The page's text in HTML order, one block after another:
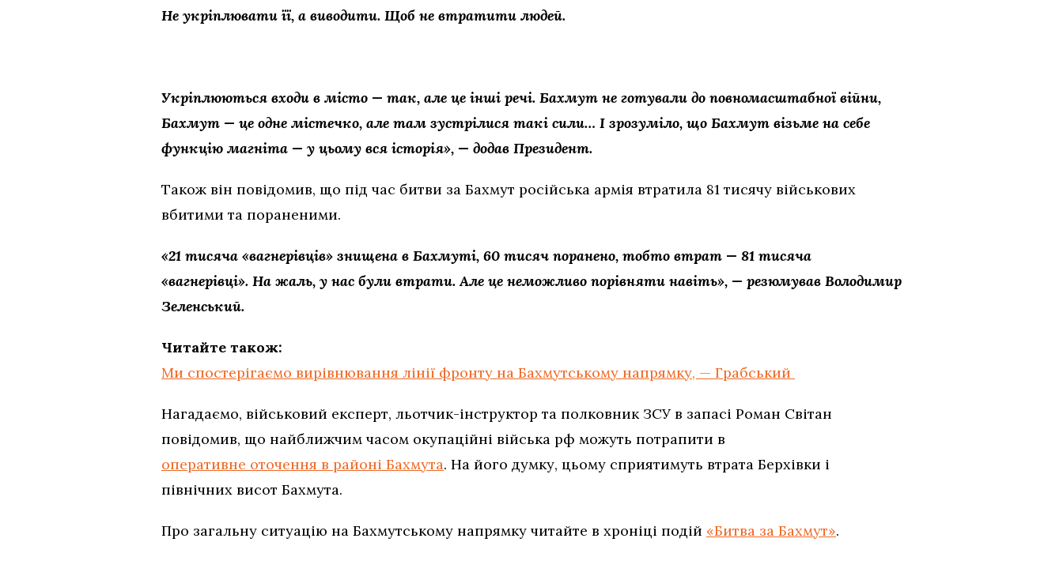
Не укріплювати її, а виводити. Щоб не втратити людей.
Укріплюються входи в місто — так, але це інші речі. Бахмут не готували до повномасштабної війни,
Бахмут — це одне містечко, але там зустрілися такі сили… І зрозуміло, що Бахмут візьме на себе
функцію магніта — у цьому вся історія», — додав Президент.
Також він повідомив, що під час битви за Бахмут російська армія втратила 81 тисячу військових
вбитими та пораненими.
«21 тисяча «вагнерівців» знищена в Бахмуті, 60 тисяч поранено, тобто втрат — 81 тисяча
«вагнерівці». На жаль, у нас були втрати. Але це неможливо порівняти навіть», — резюмував Володимир
Зеленський.
Читайте також:
Ми спостерігаємо вирівнювання лінії фронту на Бахмутському напрямку, — Грабський
Нагадаємо, військовий експерт, льотчик-інструктор та полковник ЗСУ в запасі Роман Світан
повідомив, що найближчим часом окупаційні війська рф можуть потрапити в
оперативне оточення в районі Бахмута. На його думку, цьому сприятимуть втрата Берхівки і
північних висот Бахмута.
Про загальну ситуацію на Бахмутському напрямку читайте в хроніці подій «Битва за Бахмут».